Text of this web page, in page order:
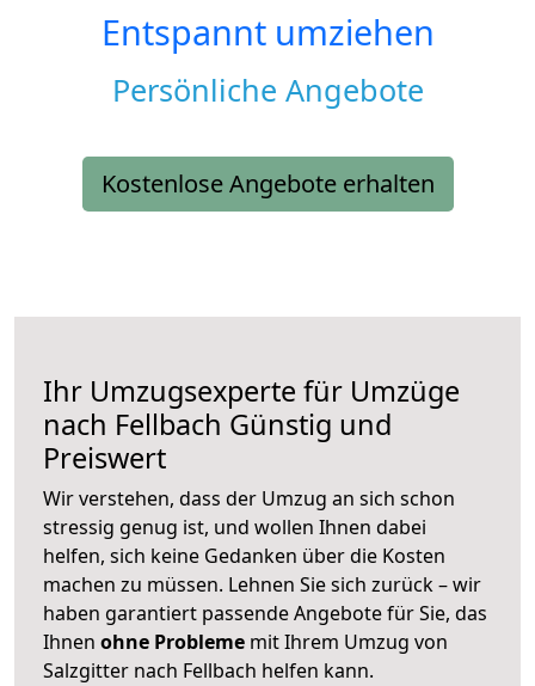
Entspannt umziehen
Persönliche Angebote
Kostenlose Angebote erhalten
Ihr Umzugsexperte für Umzüge
nach Fellbach Günstig und
Preiswert
Wir verstehen, dass der Umzug an sich schon
stressig genug ist, und wollen Ihnen dabei
helfen, sich keine Gedanken über die Kosten
machen zu müssen. Lehnen Sie sich zurück – wir
haben garantiert passende Angebote für Sie, das
Ihnen ohne Probleme mit Ihrem Umzug von
Salzgitter nach Fellbach helfen kann.